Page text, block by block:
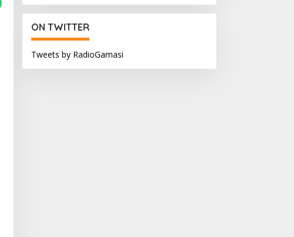
ON TWITTER
Tweets by RadioGamasi